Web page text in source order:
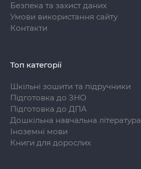
Безпека та захист даних
Умови використання сайту
Контакти
Топ категорії
Шкільні зошити та підручники
Підготовка до ЗНО
Підготовка до ДПА
Дошкільна навчальна література
Іноземні мови
Книги для дорослих